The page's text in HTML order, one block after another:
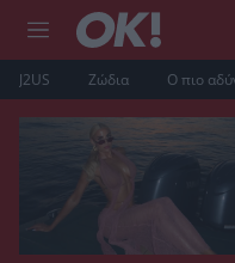
J2US Ζώδια Ο πιο